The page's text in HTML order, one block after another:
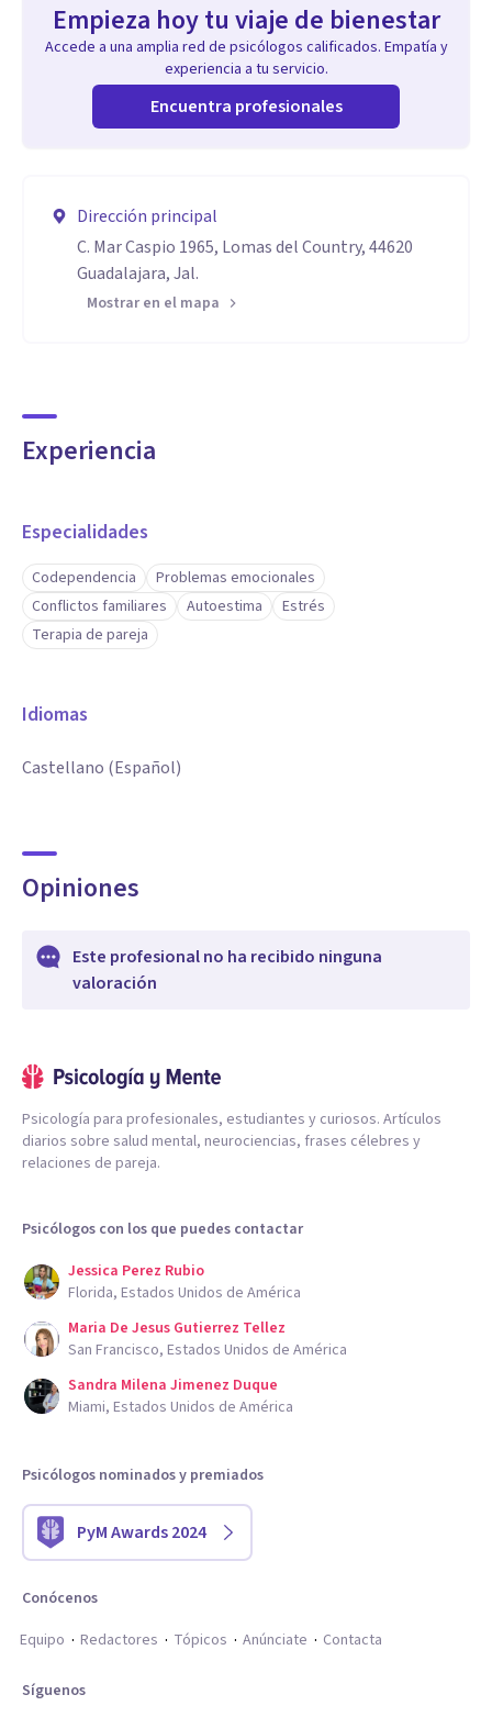
Empieza hoy tu viaje de bienestar
Accede a una amplia red de psicólogos calificados. Empatía y
experiencia a tu servicio.
Encuentra profesionales
Dirección principal
C. Mar Caspio 1965, Lomas del Country, 44620
Guadalajara, Jal.
Mostrar en el mapa
Experiencia
Especialidades
Codependencia
Problemas emocionales
Conflictos familiares
Autoestima
Estrés
Terapia de pareja
Idiomas
Castellano (Español)
Opiniones
Este profesional no ha recibido ninguna
valoración
Psicología para profesionales, estudiantes y curiosos. Artículos
diarios sobre salud mental, neurociencias, frases célebres y
relaciones de pareja.
Psicólogos con los que puedes contactar
Jessica Perez Rubio
Florida, Estados Unidos de América
Maria De Jesus Gutierrez Tellez
San Francisco, Estados Unidos de América
Sandra Milena Jimenez Duque
Miami, Estados Unidos de América
Psicólogos nominados y premiados
PyM Awards 2024
Conócenos
Equipo
Redactores Tópicos Anúnciate Contacta
Síguenos